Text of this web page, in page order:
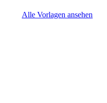
Alle Vorlagen ansehen